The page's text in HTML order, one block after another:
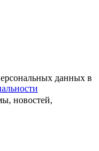
данных в
новостей,